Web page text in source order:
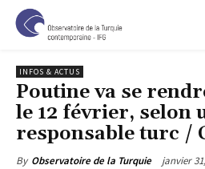
INFOS & ACTUS
Poutine va se
le 12 février, selon
responsable turc /
By Observatoire de la Turquie janvier